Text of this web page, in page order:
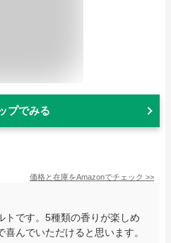
プでみる
価格と在庫をAmazonでチェック >>
トです。5種類の香りが楽しめ
んでいただけると思います。